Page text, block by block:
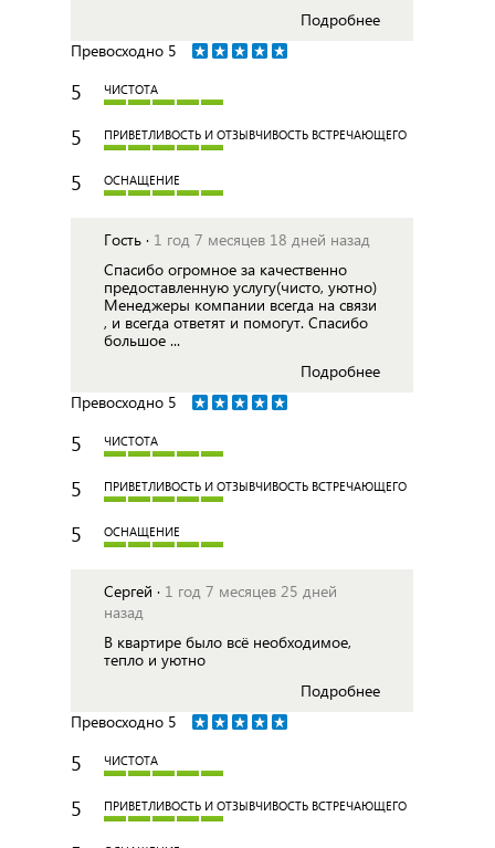
Подробнее
Превосходно 5
5 ЧИСТОТА
5 ПРИВЕТЛИВОСТЬ И ОТЗЫВЧИВОСТЬ ВСТРЕЧАЮЩЕГО
5 ОСНАЩЕНИЕ
Гость · 1 год 7 месяцев 18 дней назад
Спасибо огромное за качественно
предоставленную услугу(чисто, уютно)
Менеджеры компании всегда на связи
, и всегда ответят и помогут. Спасибо
большое ...
Подробнее
Превосходно 5
5 ЧИСТОТА
5 ПРИВЕТЛИВОСТЬ И ОТЗЫВЧИВОСТЬ ВСТРЕЧАЮЩЕГО
5 ОСНАЩЕНИЕ
Сергей · 1 год 7 месяцев 25 дней
назад
В квартире было всё необходимое,
тепло и уютно
Подробнее
Превосходно 5
5 ЧИСТОТА
5 ПРИВЕТЛИВОСТЬ И ОТЗЫВЧИВОСТЬ ВСТРЕЧАЮЩЕГО